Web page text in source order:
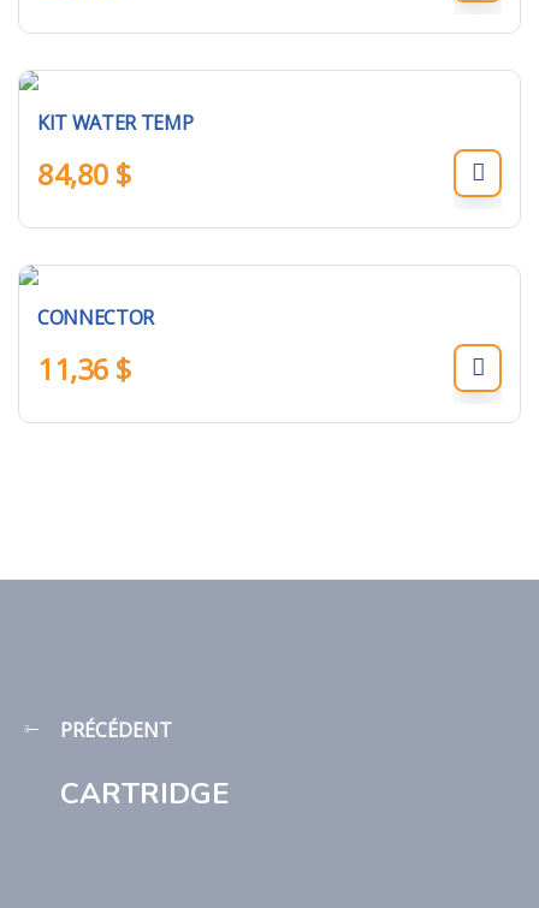
KIT WATER TEMP
84,80 $
CONNECTOR
11,36 $
PRÉCÉDENT
CARTRIDGE